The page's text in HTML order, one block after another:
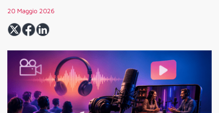
20 Maggio 2026